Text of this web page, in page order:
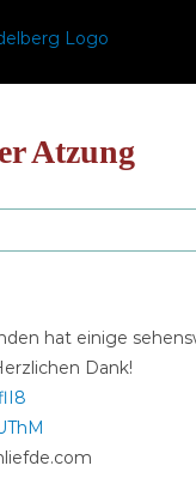
Atzung
hat einige
Dank!